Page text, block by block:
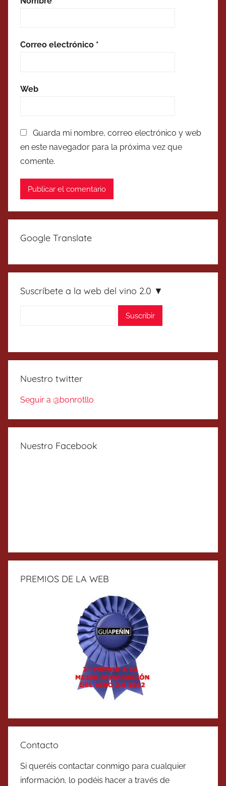
Correo electrónico *
Web
Guarda mi nombre, correo electrónico y web
en este navegador para la próxima vez que
comente.
Google Translate
Suscríbete a la web del vino 2.0 ▼
Nuestro twitter
Seguir a @bonrotllo
Nuestro Facebook
PREMIOS DE LA WEB
Contacto
Si queréis contactar conmigo para cualquier
información, lo podéis hacer a través de